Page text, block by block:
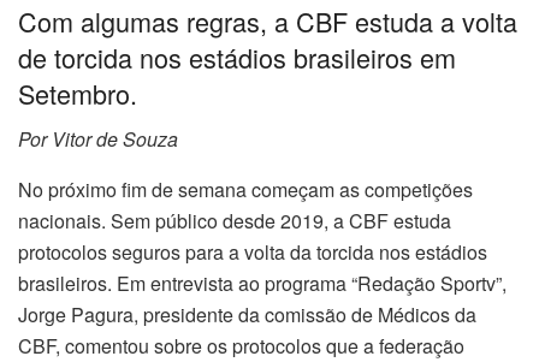
Com algumas regras, a CBF estuda a volta
de torcida nos estádios brasileiros em
Setembro.
Por Vitor de Souza
No próximo fim de semana começam as competições
nacionais. Sem público desde 2019, a CBF estuda
protocolos seguros para a volta da torcida nos estádios
brasileiros. Em entrevista ao programa “Redação Sportv”,
Jorge Pagura, presidente da comissão de Médicos da
CBF, comentou sobre os protocolos que a federação